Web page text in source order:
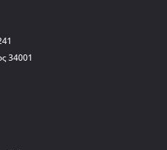
34001